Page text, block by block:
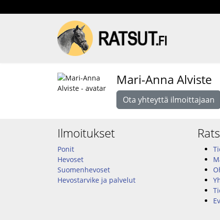
Mari-Anna Alviste
Ota yhteyttä ilmoittajaan
Ilmoitukset
Ponit
Hevoset
Suomenhevoset
Hevostarvike ja palvelut